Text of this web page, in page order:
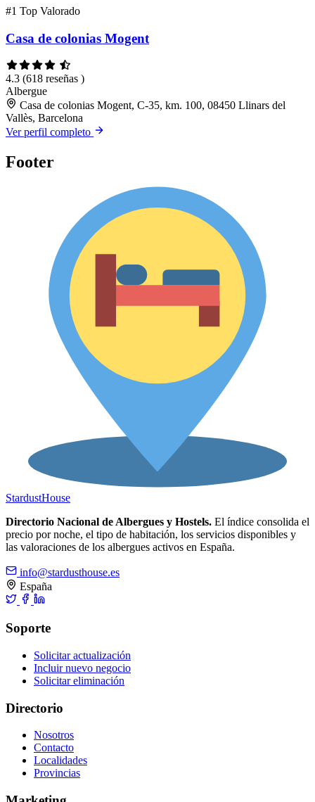
#1 Top Valorado
Casa de colonias Mogent
4.3 (618 reseñas )
Albergue
Casa de colonias Mogent, C-35, km. 100, 08450 Llinars del
Vallès, Barcelona
Ver perfil completo
Footer
StardustHouse
Directorio Nacional de Albergues y Hostels. El índice consolida el
precio por noche, el tipo de habitación, los servicios disponibles y
las valoraciones de los albergues activos en España.
info@stardusthouse.es
España
Soporte
Solicitar actualización
Incluir nuevo negocio
Solicitar eliminación
Directorio
Nosotros
Contacto
Localidades
Provincias